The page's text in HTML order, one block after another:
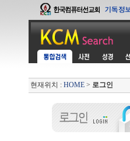
현재위치 : HOME > 로그인